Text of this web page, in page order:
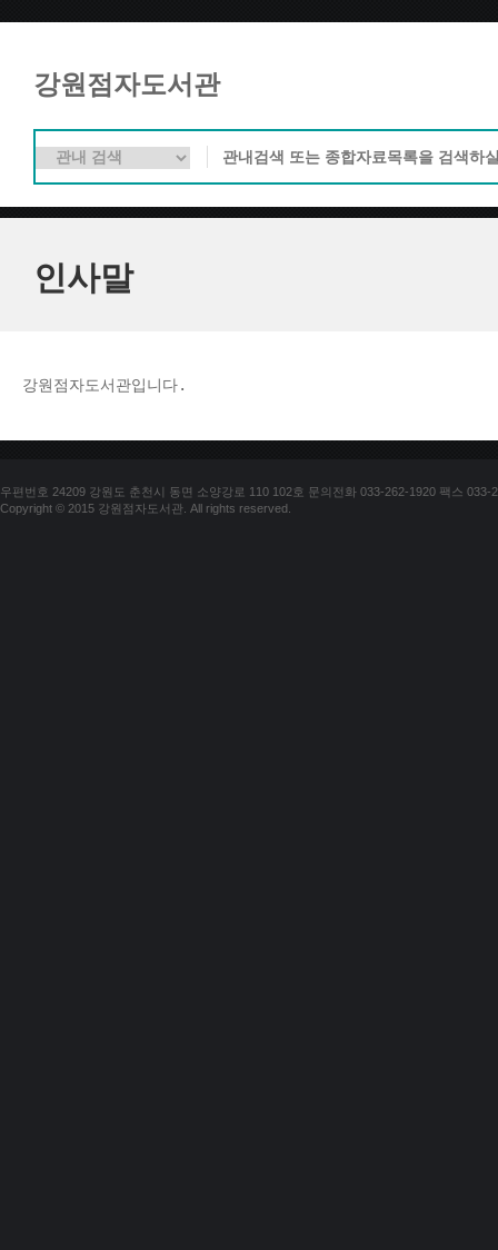
강원점자도서관
인사말
강원점자도서관입니다.
우편번호 24209 강원도 춘천시 동면 소양강로 110 102호 문의전화 033-262-1920 팩스 033-
Copyright © 2015 강원점자도서관. All rights reserved.